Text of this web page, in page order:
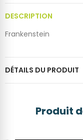
DESCRIPTION
Frankenstein
DÉTAILS DU PRODUIT
Produit